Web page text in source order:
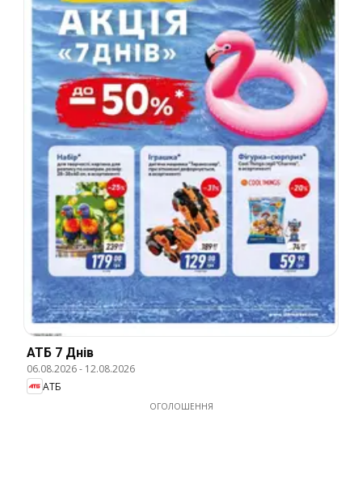
АТБ 7 Днів
06.08.2026- 12.08.2026
АТБ
ОГОЛОШЕННЯ